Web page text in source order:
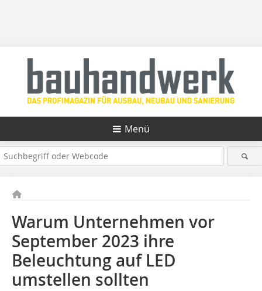
Menü
Warum Unternehmen vor
September 2023 ihre
Beleuchtung auf LED
umstellen sollten